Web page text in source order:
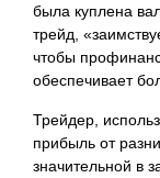
была куплена
трейд,
чтобы
обеспечивает
Трейдер,
прибыль от
значительной в